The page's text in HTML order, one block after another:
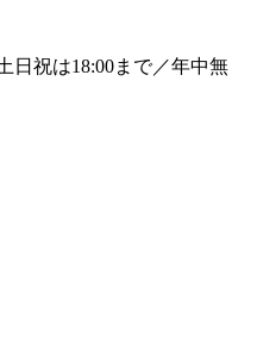
日祝は18:00まで／年中無